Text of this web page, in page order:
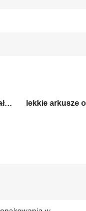
Płyty faliste z PP odporne na działanie pogody lekkie arkusze